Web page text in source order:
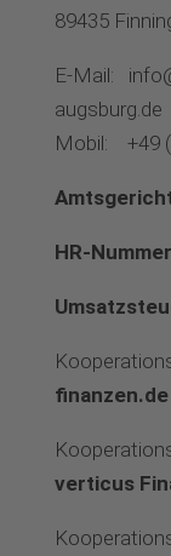
89435
E-Mail:
augsburg.de
Mobil: +49
HR-
finanzen.de
verticus